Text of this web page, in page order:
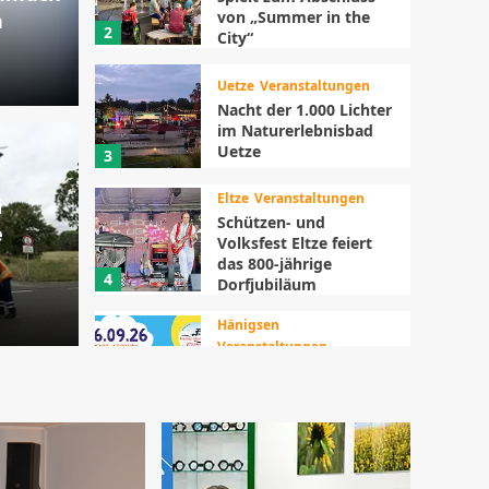
„Summer
28. August in
fällt aus, neuer
12. Dezember
2
von „Summer in the
City“
3
Uetze Veranstaltungen
Nacht der 1.000 Lichter
im Naturerlebnisbad
Uetze
4
Eltze Veranstaltungen
Schützen- und
Volksfest Eltze feiert
das 800-jährige
Dorfjubiläum
Hänigsen
Veranstaltungen
Veranstaltungen